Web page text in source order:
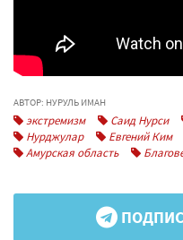
АВТОР: НУРУЛЬ ИМАН
экстремизм Саид Нурси
Нурджулар
Евгений Ким
Амурская область